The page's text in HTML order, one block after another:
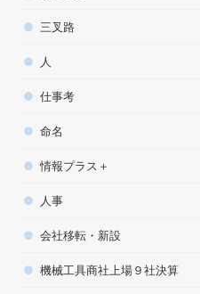
三叉路
人
仕事考
命名
情報プラス＋
人事
会社移転・新設
機械工具商社上場９社決算